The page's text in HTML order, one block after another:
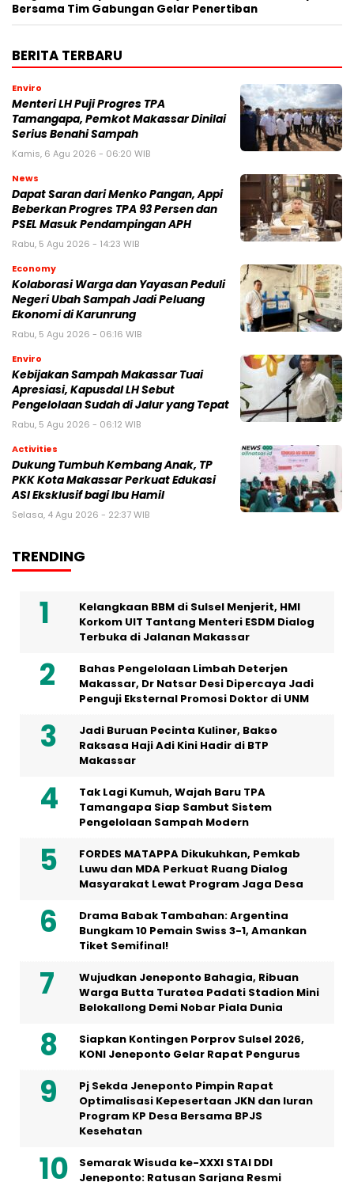
Bersama Tim Gabungan Gelar Penertiban
BERITA TERBARU
Enviro
Menteri LH Puji Progres TPA
Tamangapa, Pemkot Makassar Dinilai
Serius Benahi Sampah
Kamis, 6 Agu 2026 - 06:20 WIB
News
Dapat Saran dari Menko Pangan, Appi
Beberkan Progres TPA 93 Persen dan
PSEL Masuk Pendampingan APH
Rabu, 5 Agu 2026 - 14:23 WIB
Economy
Kolaborasi Warga dan Yayasan Peduli
Negeri Ubah Sampah Jadi Peluang
Ekonomi di Karunrung
Rabu, 5 Agu 2026 - 06:16 WIB
Enviro
Kebijakan Sampah Makassar Tuai
Apresiasi, Kapusdal LH Sebut
Pengelolaan Sudah di Jalur yang Tepat
Rabu, 5 Agu 2026 - 06:12 WIB
Activities
Dukung Tumbuh Kembang Anak, TP
PKK Kota Makassar Perkuat Edukasi
ASI Eksklusif bagi Ibu Hamil
Selasa, 4 Agu 2026 - 22:37 WIB
TRENDING
Kelangkaan BBM di Sulsel Menjerit, HMI
Korkom UIT Tantang Menteri ESDM Dialog
Terbuka di Jalanan Makassar
Bahas Pengelolaan Limbah Deterjen
Makassar, Dr Natsar Desi Dipercaya Jadi
Penguji Eksternal Promosi Doktor di UNM
Jadi Buruan Pecinta Kuliner, Bakso
Raksasa Haji Adi Kini Hadir di BTP
Makassar
Tak Lagi Kumuh, Wajah Baru TPA
Tamangapa Siap Sambut Sistem
Pengelolaan Sampah Modern
FORDES MATAPPA Dikukuhkan, Pemkab
Luwu dan MDA Perkuat Ruang Dialog
Masyarakat Lewat Program Jaga Desa
Drama Babak Tambahan: Argentina
Bungkam 10 Pemain Swiss 3-1, Amankan
Tiket Semifinal!
Wujudkan Jeneponto Bahagia, Ribuan
Warga Butta Turatea Padati Stadion Mini
Belokallong Demi Nobar Piala Dunia
Siapkan Kontingen Porprov Sulsel 2026,
KONI Jeneponto Gelar Rapat Pengurus
Pj Sekda Jeneponto Pimpin Rapat
Optimalisasi Kepesertaan JKN dan Iuran
Program KP Desa Bersama BPJS
Kesehatan
Semarak Wisuda ke-XXXI STAI DDI
Jeneponto: Ratusan Sarjana Resmi